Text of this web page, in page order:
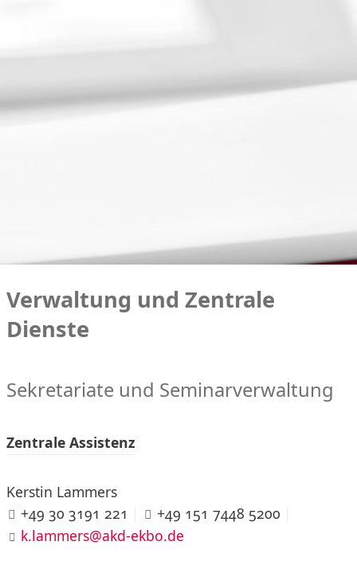
Verwaltung und Zentrale
Dienste
Sekretariate und Seminarverwaltung
Zentrale Assistenz
Kerstin Lammers
+49 30 3191 221
+49 151 7448 5200
k.lammers@akd-ekbo.de